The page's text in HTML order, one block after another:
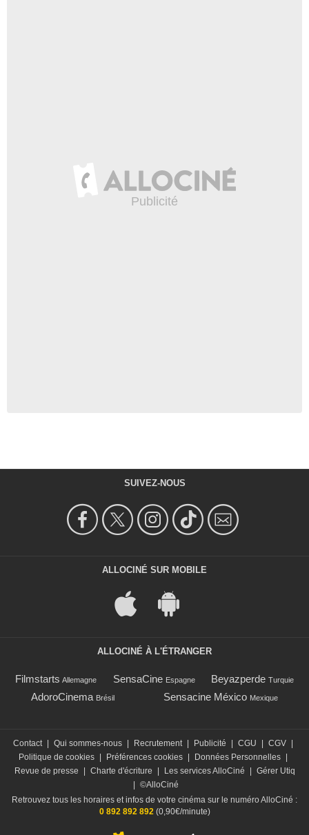
SUIVEZ-NOUS
ALLOCINÉ SUR MOBILE
ALLOCINÉ À L'ÉTRANGER
Filmstarts Allemagne SensaCine Espagne Beyazperde Turquie
AdoroCinema Brésil Sensacine México Mexique
Contact Qui sommes-nous Recrutement Publicité CGU CGV
Politique de cookies
Préférences cookies Données Personnelles
Revue de presse
Charte d'écriture Les services AlloCiné
Gérer Utiq
©AlloCiné
Retrouvez tous les horaires et infos de votre cinéma sur le numéro AlloCiné :
0 892 892 892(0,90€/minute)